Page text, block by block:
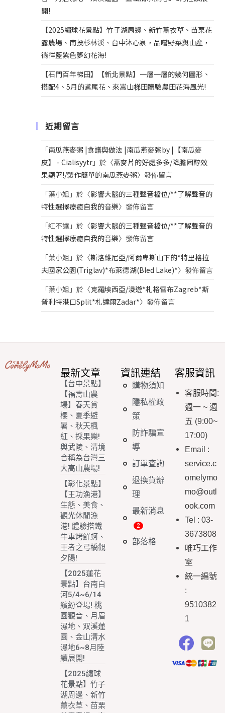
開!
【2025繡球花景點】竹子湖周邊、新竹薰衣草、苗栗花
露農場、南投杉林溪、台中沐心泉，品嚐野菜與山產，
徜徉藍紫色夢幻花海!
【石門百年梯田】【新北景點】一層一層的幾何圖形、
搭配4、5月的鳶尾花、來嵩山梯田體驗農田花海風光!
近期留言
「南瓜燕麥粥 |食譜與做法 |南瓜燕麥粥by |【南瓜麥
皮】 - Cialisyytr 」於〈燕麥片的好處多多/降膽固醇效
果顯著!/製作簡單的南瓜燕麥粥〉發佈留言
「葉小姐 」於〈影響大腦的三種聲音檔位/**了解聲音的
特性選擇療癒自我的音樂〉發佈留言
「紅不讓 」於〈影響大腦的三種聲音檔位/**了解聲音的
特性選擇療癒自我的音樂〉發佈留言
「葉小姐 」於〈斯洛維尼亞/阿爾卑斯山下的*特里格拉
夫國家公園(Triglav)*布萊德湖(Bled Lake)*〉發佈留言
「葉小姐 」於〈克羅埃西亞/漫遊*札格雷布Zagreb*斯
普利特港口Split*札達爾Zadar*〉發佈留言
最新文章
【台中景點】
【福壽山農
場】春天賞
櫻、夏季避
暑、秋天楓
紅、採果樂!
與武陵、清境
合稱為台灣三
大高山農場!
【彰化景點】
【王功漁港】
生態、美食、
觀光休閒漁
港! 體驗搭鐵
牛車烤鮮蚵、
王者之弓橋觀
夕陽!
【2025蓮花
景點】台南白
河5/4~6/14
繽紛登場! 桃
園觀音、月眉
濕地、双溪蓮
園、金山清水
濕地6~8月陸
續展開!
【2025繡球
花景點】竹子
湖周邊、新竹
薰衣草、苗栗
資訊連結
購物須知
隱私權政
策
防詐騙宣
導
訂單查詢
退換貨辦
理
最新消息
部落格
客服資訊
客服時間:
週一 ~ 週
五 (9:00~
17:00)
Email :
service.c
omelymo
mo@outl
ook.com
Tel : 03-
3673808
唯巧工作
室
統一編號
:
9510382
1